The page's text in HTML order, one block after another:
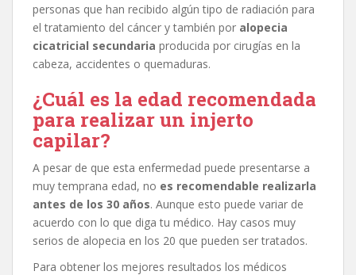
personas que han recibido algún tipo de radiación para
el tratamiento del cáncer y también por alopecia
cicatricial secundaria producida por cirugías en la
cabeza, accidentes o quemaduras.
¿Cuál es la edad recomendada
para realizar un injerto
capilar?
A pesar de que esta enfermedad puede presentarse a
muy temprana edad, no es recomendable realizarla
antes de los 30 años. Aunque esto puede variar de
acuerdo con lo que diga tu médico. Hay casos muy
serios de alopecia en los 20 que pueden ser tratados.
Para obtener los mejores resultados los médicos